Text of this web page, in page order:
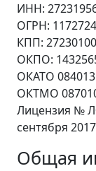
ИНН:
ОГРН:
КПП:
ОКПО:
ОКАТО
ОКТМО
Лицензия №
сентября 2017
Общая